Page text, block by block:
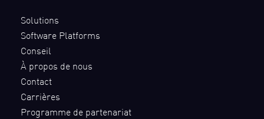
Solutions
Software Platforms
Conseil
À propos de nous
Contact
Carrières
Programme de partenariat